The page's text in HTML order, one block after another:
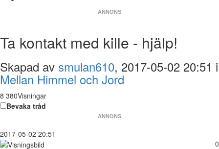
ANNONS
Ta kontakt med kille - hjälp!
Skapad av smulan610, 2017-05-02 20:51 i
Mellan Himmel och Jord
8 380Visningar
Bevaka tråd
ANNONS
2017-05-02 20:51
0